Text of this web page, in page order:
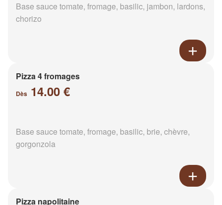
Base sauce tomate, fromage, basilic, jambon, lardons,
chorizo
Pizza 4 fromages
Dès 14.00 €
Base sauce tomate, fromage, basilic, brie, chèvre,
gorgonzola
Pizza napolitaine